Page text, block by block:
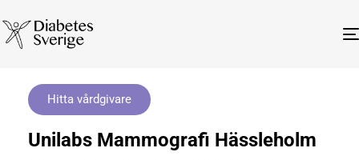
Hitta vårdgivare
Unilabs Mammografi Hässleholm